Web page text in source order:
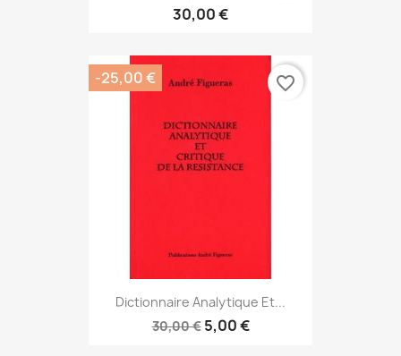
30,00 €
Dictionnaire Analytique Et...
30,00 € 5,00 €
-25,00 € favorite_border